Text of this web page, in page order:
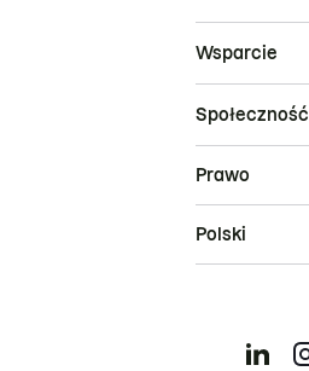
Wsparcie
Społeczność
Prawo
Polski